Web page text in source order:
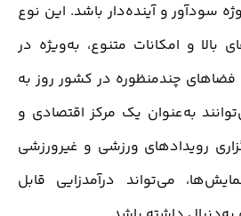
سودآور و آینده‌دار باشد. این نوع
بالا و امکانات متنوع، به‌ویژه در
فضاهای چندمنظوره در کشور روز به
به‌عنوان یک مرکز اقتصادی و
رویدادهای ورزشی و غیرورزشی
می‌تواند درآمدزایی قابل